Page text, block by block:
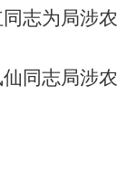
同志为局涉农
同志局涉农